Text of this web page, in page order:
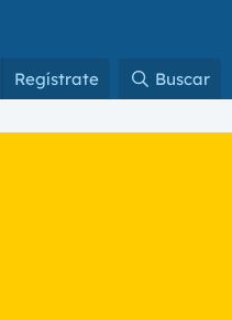
Regístrate Buscar